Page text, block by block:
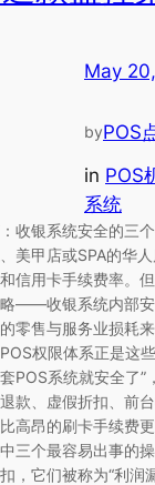
May
byPOS
in POS
系统
收银系统安全的三
美甲店或SPA的华
信用卡手续费率。
——收银系统内部
零售与服务业损耗
权限体系正是这
POS系统就安全了
款、虚假折扣、前
高昂的刷卡手续费
三个最容易出事的
，它们被称为“利润